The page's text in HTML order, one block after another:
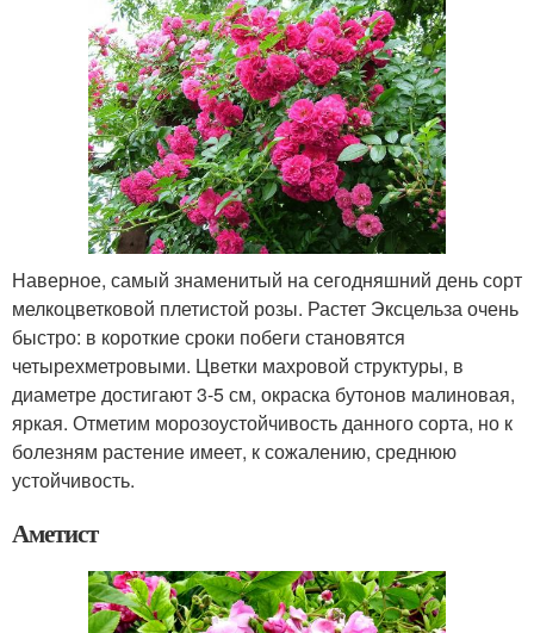
Наверное, самый знаменитый на сегодняшний день сорт
мелкоцветковой плетистой розы. Растет Эксцельза очень
быстро: в короткие сроки побеги становятся
четырехметровыми. Цветки махровой структуры, в
диаметре достигают 3-5 см, окраска бутонов малиновая,
яркая. Отметим морозоустойчивость данного сорта, но к
болезням растение имеет, к сожалению, среднюю
устойчивость.
Аметист